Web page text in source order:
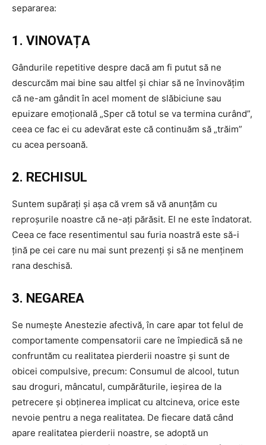
separarea:
1. VINOVAȚA
Gândurile repetitive despre dacă am fi putut să ne
descurcăm mai bine sau altfel și chiar să ne învinovățim
că ne-am gândit în acel moment de slăbiciune sau
epuizare emoțională „Sper că totul se va termina curând”,
ceea ce fac ei cu adevărat este că continuăm să „trăim”
cu acea persoană.
2. RECHISUL
Suntem supărați și așa că vrem să vă anunțăm cu
reproșurile noastre că ne-ați părăsit. El ne este îndatorat.
Ceea ce face resentimentul sau furia noastră este să-i
țină pe cei care nu mai sunt prezenți și să ne menținem
rana deschisă.
3. NEGAREA
Se numește Anestezie afectivă, în care apar tot felul de
comportamente compensatorii care ne împiedică să ne
confruntăm cu realitatea pierderii noastre și sunt de
obicei compulsive, precum: Consumul de alcool, tutun
sau droguri, mâncatul, cumpărăturile, ieșirea de la
petrecere și obținerea implicat cu altcineva, orice este
nevoie pentru a nega realitatea. De fiecare dată când
apare realitatea pierderii noastre, se adoptă un